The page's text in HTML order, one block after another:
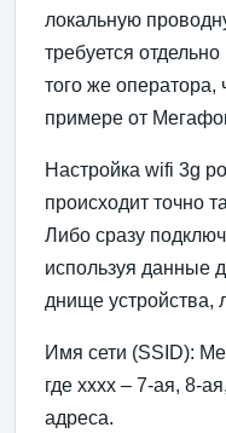
локальную
требуется
того же оператора,
примере от
Настройка wifi 3g
происходит точно
Либо сразу
используя данные
днище устройства,
Имя сети (SSID):
где xxxx – 7-ая, 8-
адреса.